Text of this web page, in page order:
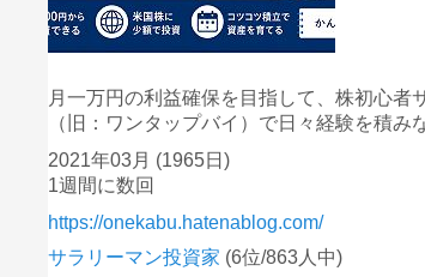
月一万円の利益確保を目指して、株初心
（旧：ワンタップバイ）で日々経験を積み
2021年03月 (1965日)
1週間に数回
https://onekabu.hatenablog.com/
サラリーマン投資家 (6位/863人中)